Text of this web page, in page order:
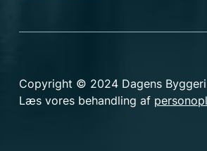
Copyright © 2024 Dagens
Læs vores behandling af